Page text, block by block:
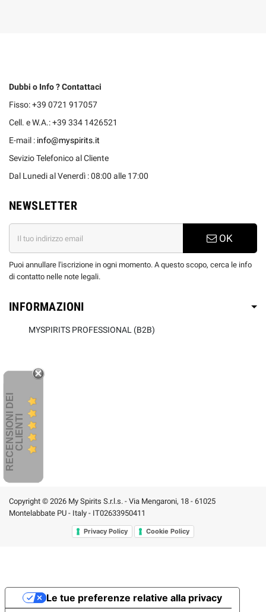
Dubbi o Info ? Contattaci
Fisso: +39 0721 917057
Cell. e W.A.: +39 334 1426521
E-mail : info@myspirits.it
Sevizio Telefonico al Cliente
Dal Lunedi al Venerdì : 08:00 alle 17:00
NEWSLETTER
OK
Puoi annullare l'iscrizione in ogni momento. A questo scopo, cerca le info
di contatto nelle note legali.
INFORMAZIONI
MYSPIRITS PROFESSIONAL (B2B)
R
E
C
E
N
S
I
ON
I
D
E
I
C
L
I
E
N
TI
Copyright © 2026 My Spirits S.r.l.s. - Via Mengaroni, 18 - 61025
Montelabbate PU - Italy - IT02633950411
Privacy Policy Cookie Policy
Le tue preferenze relative alla privacy